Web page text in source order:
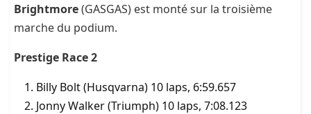
Brightmore(GASGAS) est monté sur la troisième
marche du podium.
Prestige Race 2
Billy Bolt (Husqvarna) 10 laps, 6:59.657
Jonny Walker (Triumph) 10 laps, 7:08.123